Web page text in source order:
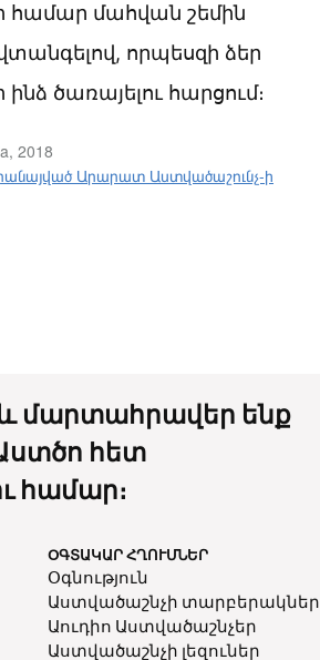
համար մահվան շեմին
որպեսզի ձեր
ծառայելու հարցում։
2018
Արարատ Աստվածաշունչ-ի
մարտահրավեր ենք
հետ
համար։
ՕԳՏԱԿԱՐ ՀՂՈՒՄՆԵՐ
Օգնություն
Աստվածաշնչի տարբերակներ
Աուդիո Աստվածաշնչեր
Աստվածաշնչի լեզուներ